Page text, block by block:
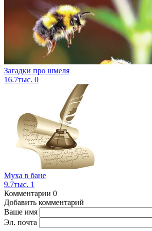
Загадки про шмеля
16.7тыс. 0
Муха в бане
9.7тыс. 1
Комментарии 0
Добавить комментарий
Ваше имя
Эл. почта